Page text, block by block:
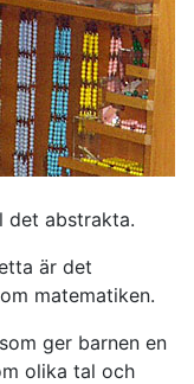
det abstrakta.
är det
matematiken.
ger barnen en
olika tal och